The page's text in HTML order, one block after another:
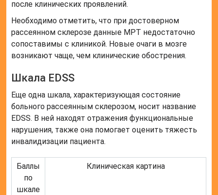
после клинических проявлений.
Необходимо отметить, что при достоверном
рассеянном склерозе данные МРТ недостаточно
сопоставимы с клиникой. Новые очаги в мозге
возникают чаще, чем клинические обострения.
Шкала EDSS
Еще одна шкала, характеризующая состояние
больного рассеянным склерозом, носит название
EDSS. В ней находят отражения функциональные
нарушения, также она помогает оценить тяжесть
инвалидизации пациента.
Баллы
по
шкале
Клиническая картина